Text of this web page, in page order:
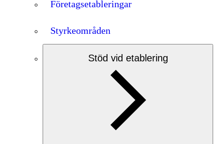
Företagsetableringar
Styrkeområden
Stöd vid etablering